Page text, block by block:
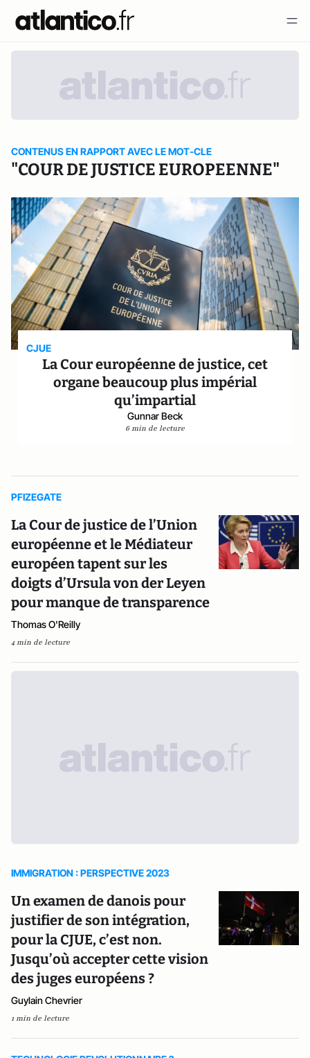
CONTENUS EN RAPPORT AVEC LE MOT-CLE
"COUR DE JUSTICE EUROPEENNE"
CJUE
La Cour européenne de justice, cet
organe beaucoup plus impérial
qu’impartial
Gunnar Beck
6 min de lecture
PFIZEGATE
La Cour de justice de l’Union
européenne et le Médiateur
européen tapent sur les
doigts d’Ursula von der Leyen
pour manque de transparence
Thomas O'Reilly
4 min de lecture
IMMIGRATION : PERSPECTIVE 2023
Un examen de danois pour
justifier de son intégration,
pour la CJUE, c’est non.
Jusqu’où accepter cette vision
des juges européens ?
Guylain Chevrier
1 min de lecture